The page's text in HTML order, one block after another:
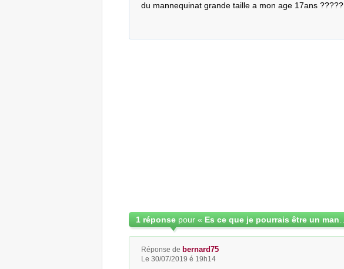
du mannequinat grande taille a mon age 17ans ?????
1 réponse pour «
Réponse de bernard75
Le 30/07/2019 é 19h14